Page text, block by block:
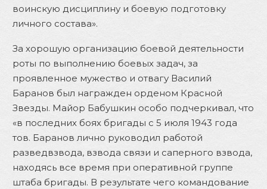
воинскую дисциплину и боевую подготовку
личного состава».
За хорошую организацию боевой деятельности
роты по выполнению боевых задач, за
проявленное мужество и отвагу Василий
Баранов был награжден орденом Красной
Звезды. Майор Бабушкин особо подчеркивал, что
«в последних боях бригады с 5 июля 1943 года
тов. Баранов лично руководил работой
разведвзвода, взвода связи и саперного взвода,
находясь все время при оперативной группе
штаба бригады. В результате чего командование